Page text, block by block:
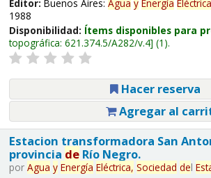
Editor: Buenos Aires: Agua y Energía
1988
Disponibilidad: Ítems disponibles para
topográfica: 621.374.5/A282/v.4 (1).
Hacer reserva
Agregar al
Estacion transformadora San
provincia deRío Negro.
por Agua y Energía Eléctrica, Sociedad del